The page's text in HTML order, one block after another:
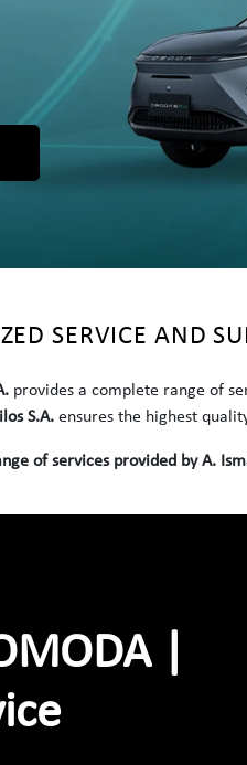
SERVICE AND
provides a complete range of
S.A.ensures the highest
of services provided by A.
|